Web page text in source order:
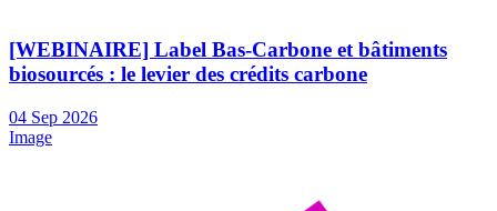
[WEBINAIRE] Label Bas-Carbone et bâtiments
biosourcés : le levier des crédits carbone
04 Sep 2026
Image